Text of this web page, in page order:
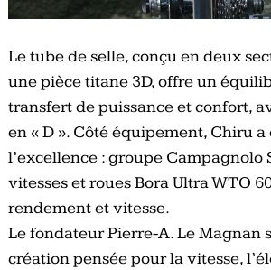
Le tube de selle, conçu en deux
une pièce titane 3D, offre un
transfert de puissance et confort,
en « D ». Côté équipement, Chiru a
l’excellence : groupe Campagnolo
vitesses et roues Bora Ultra WTO
rendement et vitesse.
Le fondateur Pierre-A. Le Magnan
création pensée pour la vitesse,